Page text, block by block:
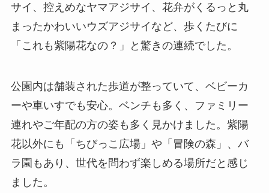
サイ、控えめなヤマアジサイ、花弁がくるっと丸
まったかわいいウズアジサイなど、歩くたびに
「これも紫陽花なの？」と驚きの連続でした。
公園内は舗装された歩道が整っていて、ベビーカ
ーや車いすでも安心。ベンチも多く、ファミリー
連れやご年配の方の姿も多く見かけました。紫陽
花以外にも「ちびっこ広場」や「冒険の森」、バ
ラ園もあり、世代を問わず楽しめる場所だと感じ
ました。